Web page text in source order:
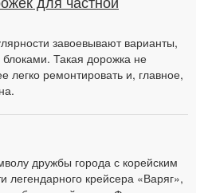
для частной
завоевывают варианты,
Такая дорожка не
легко ремонтировать и, главное,
дружбы города с корейским
легендарного крейсера «Варяг»,